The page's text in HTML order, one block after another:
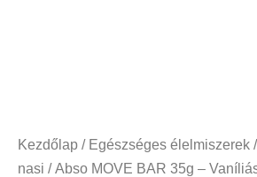
Kezdőlap / Egészséges élelmiszerek /
nasi / Abso MOVE BAR 35g –